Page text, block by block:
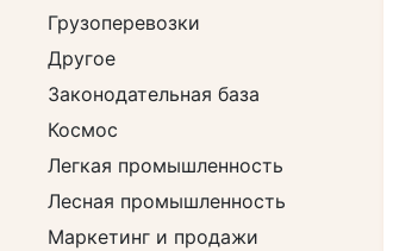
Грузоперевозки
Другое
Законодательная база
Космос
Легкая промышленность
Лесная промышленность
Маркетинг и продажи